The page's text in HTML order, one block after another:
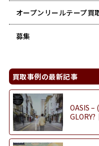
オープンリールテープ買
募集
買取事例の最新記事
OASIS –